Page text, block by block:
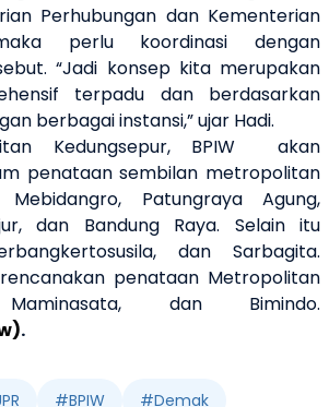
Perhubungan dan Kementerian
perlu koordinasi dengan
“Jadi konsep kita merupakan
terpadu dan berdasarkan
berbagai instansi,” ujar Hadi.
Kedungsepur, BPIW
akan
penataan sembilan metropolitan
Mebidangro, Patungraya Agung,
dan Bandung Raya. Selain itu
dan Sarbagita.
penataan Metropolitan
Maminasata, dan Bimindo.
.
#BPIW #Demak